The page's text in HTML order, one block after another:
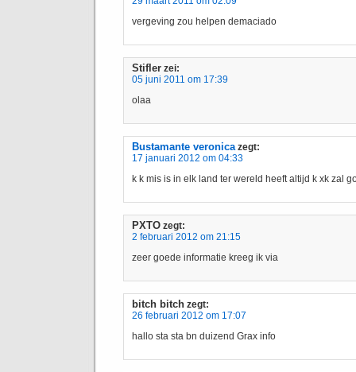
vergeving zou helpen demaciado
Stifler zei:
05 juni 2011 om 17:39
olaa
Bustamante veronica zegt:
17 januari 2012 om 04:33
k k mis is in elk land ter wereld heeft altijd k xk zal
PXTO zegt:
2 februari 2012 om 21:15
zeer goede informatie kreeg ik via
bitch bitch zegt:
26 februari 2012 om 17:07
hallo sta sta bn duizend Grax info